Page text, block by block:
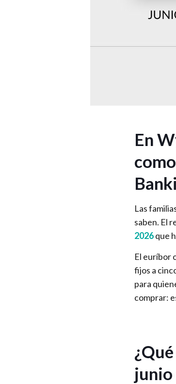
En
Las
saben. El
2026que
El euríbor
fijos a
para
comprar:
junio